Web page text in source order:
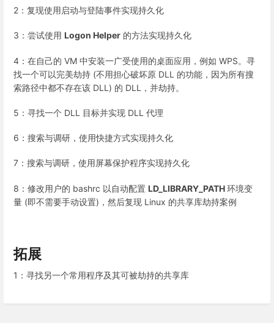
2：复现使用启动与登陆事件实现持久化
3：尝试使用 Logon Helper 的方法实现持久化
4：在自己的 VM 中安装一广受使用的桌面应用，例如 WPS。寻
找一个可以完美劫持 (不用担心破坏原 DLL 的功能，因为所有搜
索路径中都不存在该 DLL) 的 DLL，并劫持。
5：寻找一个 DLL 目标并实现 DLL 代理
6：搜索与调研，使用快捷方式实现持久化
7：搜索与调研，使用屏幕保护程序实现持久化
8：修改用户的 bashrc 以自动配置 LD_LIBRARY_PATH环境变
量 (即不需要手动设置)，然后复现 Linux 的共享库劫持案例
拓展
1：寻找另一个常用程序及其可被劫持的共享库